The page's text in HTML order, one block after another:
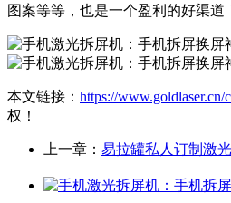
图案等等，也是一个盈利的好渠道
本文链接： https://www.goldlaser.cn/
权！
上一章： 易拉罐私人订制激